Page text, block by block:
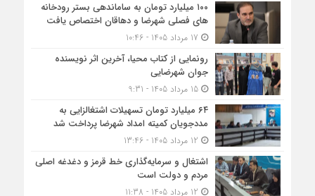
۱۰۰ میلیارد تومان به ساماندهی بستر رودخانه
های فصلی شهرضا و دهاقان اختصاص یافت
رونمایی از کتاب محیا، آخرین اثر نویسنده
جوان شهرضایی
15 مرداد 1405 - 9:31
۶۴ میلیارد تومان تسهیلات اشتغالزایی به
مددجویان کمیته امداد شهرضا پرداخت شد
اشتغال و سرمایه‌گذاری خط قرمز و دغدغه اصلی
مردم و دولت است